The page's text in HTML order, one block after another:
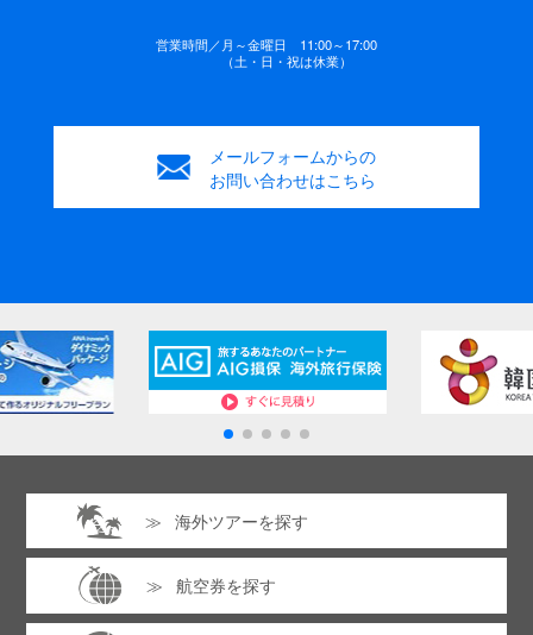
営業時間／月～金曜日 11:00～17:00
（土・日・祝は休業）
メールフォームからの
お問い合わせはこちら
海外ツアーを探す
航空券を探す